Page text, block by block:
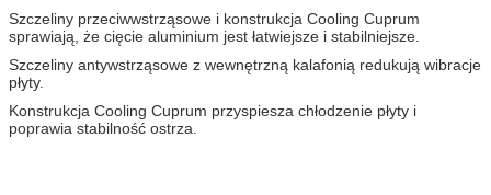
Szczeliny przeciwwstrząsowe i konstrukcja Cooling Cuprum
sprawiają, że cięcie aluminium jest łatwiejsze i stabilniejsze.
Szczeliny antywstrząsowe z wewnętrzną kalafonią redukują wibracje
płyty.
Konstrukcja Cooling Cuprum przyspiesza chłodzenie płyty i
poprawia stabilność ostrza.